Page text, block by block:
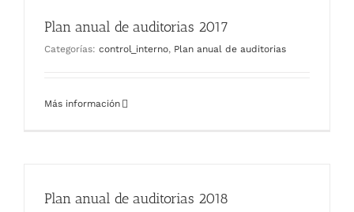
Plan anual de auditorias 2017
Categorías: control_interno, Plan anual de auditorias
Más información
Plan anual de auditorias 2018